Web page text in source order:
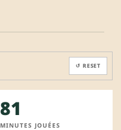
↺ RESET
81
MINUTES JOUÉES